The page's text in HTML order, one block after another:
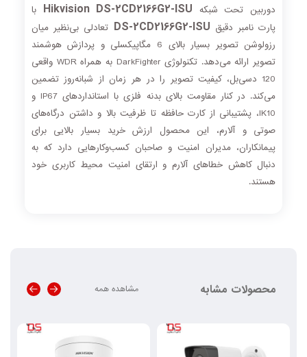
دوربین تحت شبکه Hikvision DS-2CD2166G2-ISU با
پارت نامبر دقیق DS-2CD2166G2-ISU تعادلی بی‌نظیر میان
رزولوشن تصویر بسیار بالای 6 مگاپیکسلی و پردازش هوشمند
تصویر ارائه می‌دهد. تکنولوژی DarkFighter به همراه WDR واقعی
120 دسی‌بل، کیفیت تصویر را در هر زمان از شبانه‌روز تضمین
می‌کند. در کنار مقاومت بالای بدنه فلزی با استانداردهای IP67 و
IK10، پشتیبانی از کارت حافظه تا ظرفیت بالا و داشتن درگاه‌های
صوتی و آلارم، این محصول ارزش خرید بسیار بالایی برای
پیمانکاران، مدیران امنیت و صاحبان کسب‌وکارهایی دارد که به
دنبال کاهش خطاهای آلارم و ارتقای امنیت محیط کاربری خود
هستند.
محصولات مشابه مشاهده همه